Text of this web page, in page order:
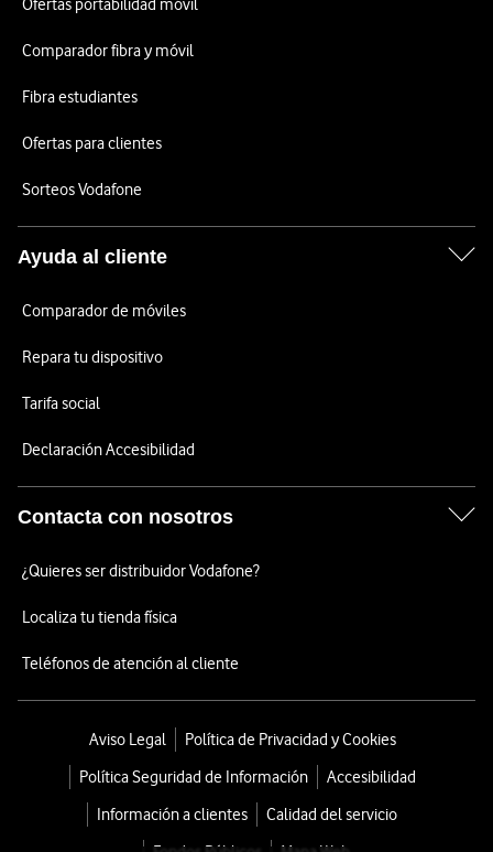
Ofertas portabilidad móvil
Comparador fibra y móvil
Fibra estudiantes
Ofertas para clientes
Sorteos Vodafone
Ayuda al cliente
Comparador de móviles
Repara tu dispositivo
Tarifa social
Declaración Accesibilidad
Contacta con nosotros
¿Quieres ser distribuidor Vodafone?
Localiza tu tienda física
Teléfonos de atención al cliente
Aviso Legal
Política de Privacidad y Cookies
Política Seguridad de Información
Accesibilidad
Información a clientes
Calidad del servicio